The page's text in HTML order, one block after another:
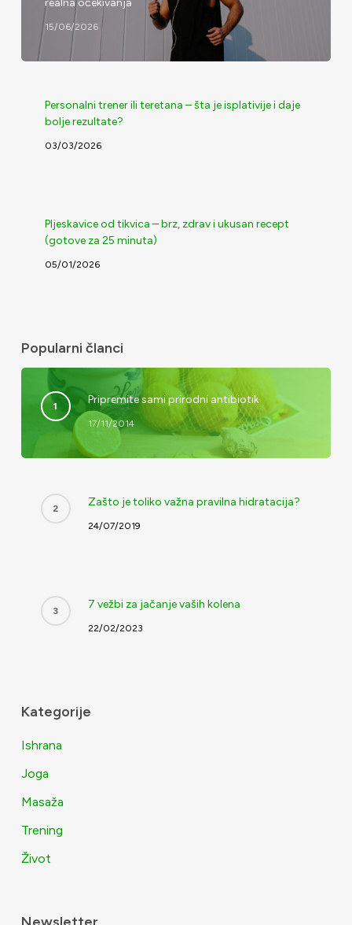
realna očekivanja
15/06/2026
Personalni trener ili teretana – šta je isplativije i daje
bolje rezultate?
03/03/2026
Pljeskavice od tikvica – brz, zdrav i ukusan recept
(gotove za 25 minuta)
05/01/2026
Popularni članci
Pripremite sami prirodni antibiotik
17/11/2014
Zašto je toliko važna pravilna hidratacija?
24/07/2019
7 vežbi za jačanje vaših kolena
22/02/2023
Kategorije
Ishrana
Joga
Masaža
Trening
Život